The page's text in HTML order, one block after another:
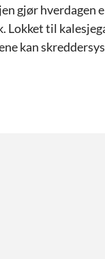
gjør hverdagen
Lokket til
kan